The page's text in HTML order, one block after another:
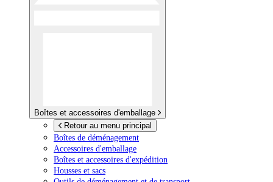
Boîtes et accessoires d'emballage
Retour au menu principal
Boîtes de déménagement
Accessoires d'emballage
Boîtes et accessoires d'expédition
Housses et sacs